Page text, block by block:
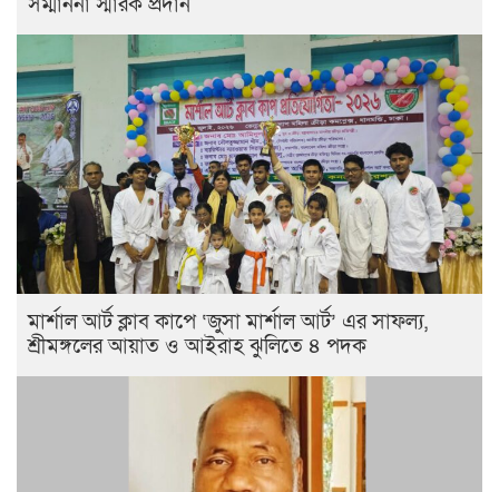
মার্শাল আর্ট ক্লাব কাপে ‘জুসা মার্শাল আর্ট’ এর সাফল্য,
শ্রীমঙ্গলের আয়াত ও আইরাহ ঝুলিতে ৪ পদক